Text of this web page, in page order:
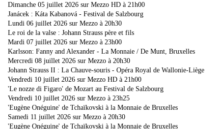
Dimanche 05 juillet 2026 sur Mezzo HD à 21h00
Janácek : Káta Kabanová - Festival de Salzbourg
Lundi 06 juillet 2026 sur Mezzo à 20h30
Le roi de la valse : Johann Strauss père et fils
Mardi 07 juillet 2026 sur Mezzo à 23h00
Karlsson: Fanny and Alexander - La Monnaie / De Munt, Bruxelles
Mercredi 08 juillet 2026 sur Mezzo à 20h30
Johann Strauss II : La Chauve-souris - Opéra Royal de Wallonie-Liège
Vendredi 10 juillet 2026 sur Mezzo HD à 21h00
'Le nozze di Figaro' de Mozart au Festival de Salzbourg
Vendredi 10 juillet 2026 sur Mezzo à 23h25
'Eugène Onéguine' de Tchaïkovski à la Monnaie de Bruxelles
Samedi 11 juillet 2026 sur Mezzo à 20h30
'Eugène Onéguine' de Tchaïkovski à la Monnaie de Bruxelles